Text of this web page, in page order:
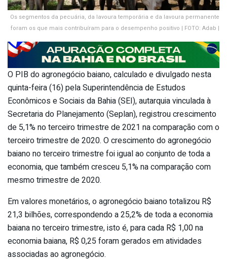
Os segmentos da pecuária, da lavoura temporária e da lavoura permanente
foram os que mais contribuíram para o desempenho positivo | FOTO: Adab |
O PIB do agronegócio baiano, calculado e divulgado nesta
quinta-feira (16) pela Superintendência de Estudos
Econômicos e Sociais da Bahia (SEI), autarquia vinculada à
Secretaria do Planejamento (Seplan), registrou crescimento
de 5,1% no terceiro trimestre de 2021 na comparação com o
terceiro trimestre de 2020. O crescimento do agronegócio
baiano no terceiro trimestre foi igual ao conjunto de toda a
economia, que também cresceu 5,1% na comparação com
mesmo trimestre de 2020.
Em valores monetários, o agronegócio baiano totalizou R$
21,3 bilhões, correspondendo a 25,2% de toda a economia
baiana no terceiro trimestre, isto é, para cada R$ 1,00 na
economia baiana, R$ 0,25 foram gerados em atividades
associadas ao agronegócio.